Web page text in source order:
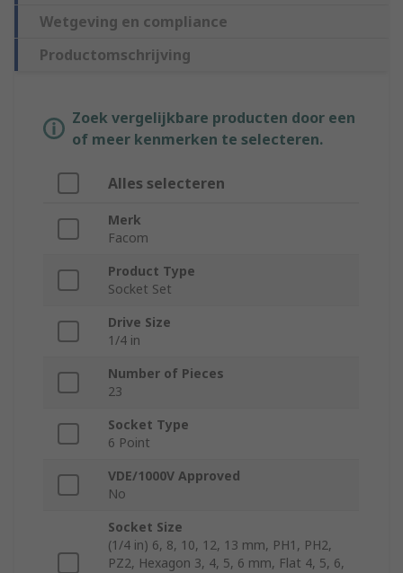
Wetgeving en compliance
Productomschrijving
Zoek vergelijkbare producten door een
of meer kenmerken te selecteren.
Alles selecteren
Merk
Facom
Product Type
Socket Set
Drive Size
1/4 in
Number of Pieces
23
Socket Type
6 Point
VDE/1000V Approved
No
Socket Size
(1/4 in) 6, 8, 10, 12, 13 mm, PH1, PH2,
PZ2, Hexagon 3, 4, 5, 6 mm, Flat 4, 5, 6,